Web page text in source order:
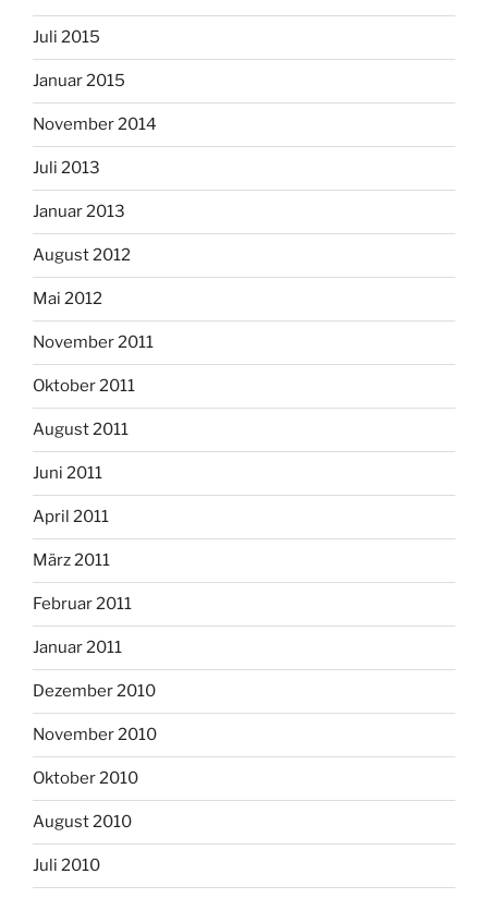
Juli 2015
Januar 2015
November 2014
Juli 2013
Januar 2013
August 2012
Mai 2012
November 2011
Oktober 2011
August 2011
Juni 2011
April 2011
März 2011
Februar 2011
Januar 2011
Dezember 2010
November 2010
Oktober 2010
August 2010
Juli 2010